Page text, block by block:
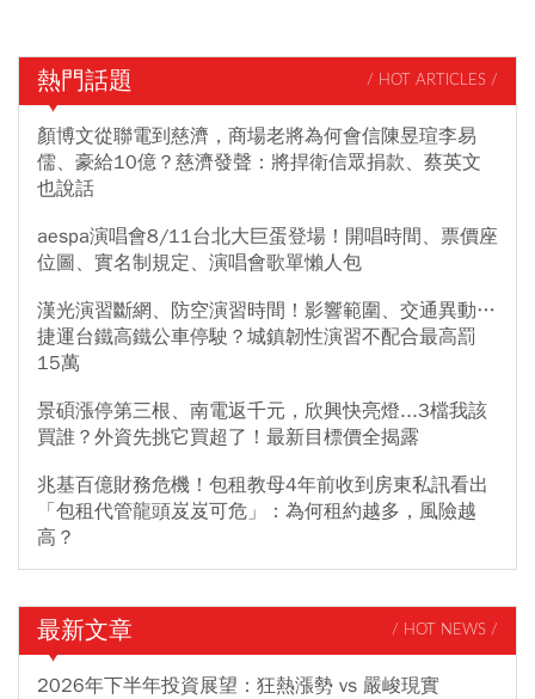
熱門話題 / HOT ARTICLES /
顏博文從聯電到慈濟，商場老將為何會信陳昱瑄李易
儒、豪給10億？慈濟發聲：將捍衛信眾捐款、蔡英文
也說話
aespa演唱會8/11台北大巨蛋登場！開唱時間、票價座
位圖、實名制規定、演唱會歌單懶人包
漢光演習斷網、防空演習時間！影響範圍、交通異動…
捷運台鐵高鐵公車停駛？城鎮韌性演習不配合最高罰
15萬
景碩漲停第三根、南電返千元，欣興快亮燈...3檔我該
買誰？外資先挑它買超了！最新目標價全揭露
兆基百億財務危機！包租教母4年前收到房東私訊看出
「包租代管龍頭岌岌可危」：為何租約越多，風險越
高？
最新文章 / HOT NEWS /
2026年下半年投資展望：狂熱漲勢 vs 嚴峻現實